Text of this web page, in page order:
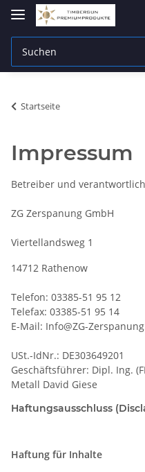
Startseite
Impressum
Betreiber und
ZG Zerspanung GmbH
Viertellandsweg 1
14712 Rathenow
Telefon: 03385-51 95 12
Telefax: 03385-51 95 14
E-Mail: Info@ZG-
USt.-IdNr.: DE303649201
Geschäftsführer: Dipl. Ing.
Metall David Giese
Haftungsausschluss
Haftung für Inhalte